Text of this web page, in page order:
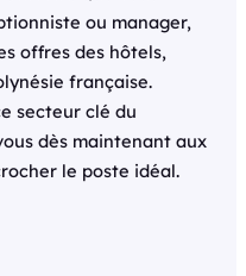
ou manager,
offres des hôtels,
française.
secteur clé du
dès maintenant aux
le poste idéal.